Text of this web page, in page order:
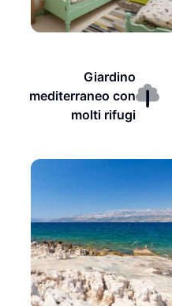
Giardino
mediterraneo con
molti rifugi